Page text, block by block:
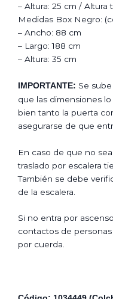
– Altura: 25 cm /
Medidas Box Negro:
– Ancho: 88 cm
– Largo: 188 cm
– Altura: 35 cm
IMPORTANTE: Se
que las dimensiones
bien tanto la puerta
asegurarse de que
En caso de que no
traslado por escalera
También se debe
de la escalera.
Si no entra por
contactos de
por cuerda.